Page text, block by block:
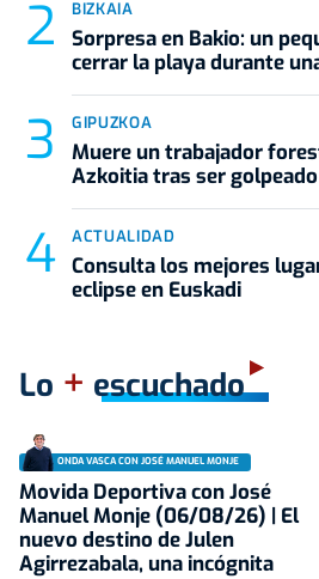
BIZKAIA
Sorpresa en Bakio: un
cerrar la playa durante
GIPUZKOA
Muere un trabajador
Azkoitia tras ser
ACTUALIDAD
Consulta los mejores
eclipse en Euskadi
Lo + escuchado
ONDA VASCA CON JOSÉ MANUEL MONJE
Movida Deportiva con José
Manuel Monje (06/08/26) | El
nuevo destino de Julen
Agirrezabala, una incógnita